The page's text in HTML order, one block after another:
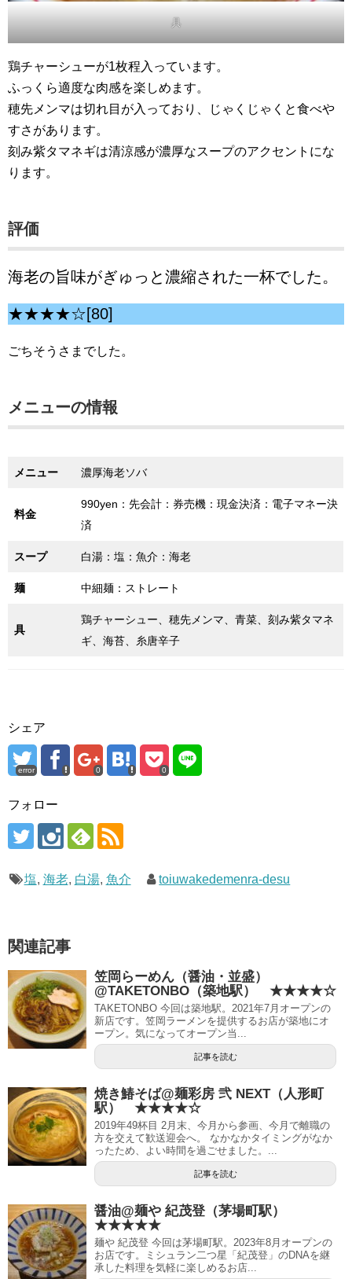
具
鶏チャーシューが1枚程入っています。
ふっくら適度な肉感を楽しめます。
穂先メンマは切れ目が入っており、じゃくじゃくと食べや
すさがあります。
刻み紫タマネギは清涼感が濃厚なスープのアクセントにな
ります。
評価
海老の旨味がぎゅっと濃縮された一杯でした。
★★★★☆[80]
ごちそうさまでした。
メニューの情報
メニュー 濃厚海老ソバ
料金
990yen：先会計：券売機：現金決済：電子マネー決
済
スープ 白湯：塩：魚介：海老
麺 中細麺：ストレート
具
鶏チャーシュー、穂先メンマ、青菜、刻み紫タマネ
ギ、海苔、糸唐辛子
シェア
error 0 0
フォロー
塩, 海老, 白湯, 魚介 toiuwakedemenra-desu
関連記事
笠岡らーめん（醤油・並盛）
@TAKETONBO（築地駅） ★★★★☆
TAKETONBO 今回は築地駅。2021年7月オープンの
新店です。笠岡ラーメンを提供するお店が築地にオ
ープン。気になってオープン当...
記事を読む
焼き鰆そば@麺彩房 弐 NEXT（人形町
駅） ★★★★☆
2019年49杯目 2月末、今月から参画、今月で離職の
方を交えて歓送迎会へ。 なかなかタイミングがなか
ったため、よい時間を過ごせました。...
記事を読む
醤油@麺や 紀茂登（茅場町駅）
★★★★★
麺や 紀茂登 今回は茅場町駅。2023年8月オープンの
お店です。ミシュラン二つ星「紀茂登」のDNAを継
承した料理を気軽に楽しめるお店...